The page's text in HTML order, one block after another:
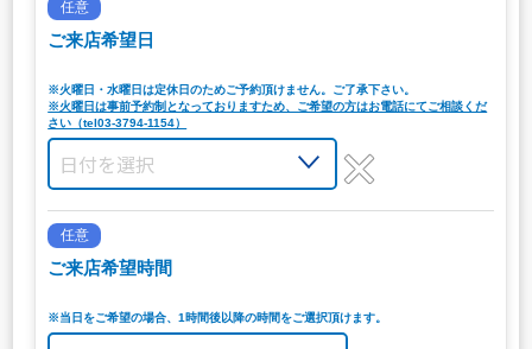
任意
ご来店希望日
※火曜日・水曜日は定休日のためご予約頂けません。ご了承下さい。
※火曜日は事前予約制となっておりますため、ご希望の方はお電話にてご相談くだ
さい（tel03-3794-1154）
任意
ご来店希望時間
※当日をご希望の場合、1時間後以降の時間をご選択頂けます。